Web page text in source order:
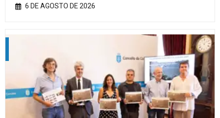
6 DE AGOSTO DE 2026